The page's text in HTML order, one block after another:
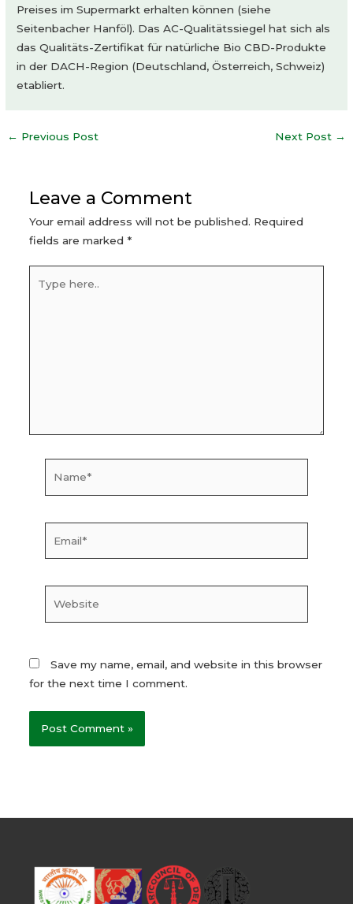
Preises im Supermarkt erhalten können (siehe
Seitenbacher Hanföl). Das AC-Qualitätssiegel hat sich als
das Qualitäts-Zertifikat für natürliche Bio CBD-Produkte
in der DACH-Region (Deutschland, Österreich, Schweiz)
etabliert.
Post
← Previous Post Next Post →
Leave a Comment
Your email address will not be published. Required
fields are marked *
here..
Save my name, email, and website in this browser
for the next time I comment.